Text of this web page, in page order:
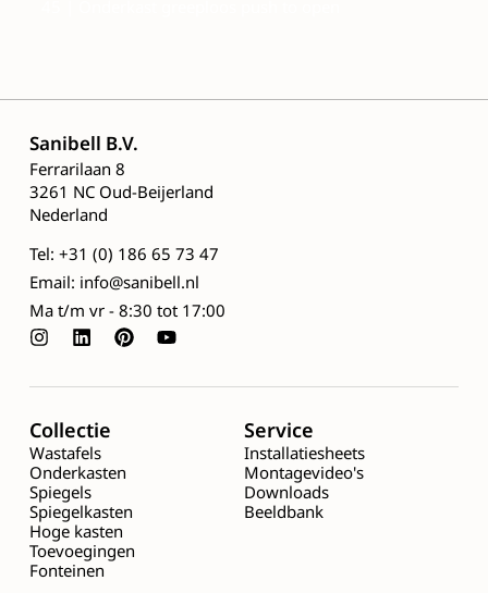
Sanibell B.V.
Ferrarilaan 8
3261 NC Oud-Beijerland
Nederland
Tel: +31 (0) 186 65 73 47
Email: info@sanibell.nl
Ma t/m vr - 8:30 tot 17:00
Collectie
Wastafels
Onderkasten
Spiegels
Spiegelkasten
Hoge kasten
Toevoegingen
Fonteinen
Service
Installatiesheets
Montagevideo's
Downloads
Beeldbank